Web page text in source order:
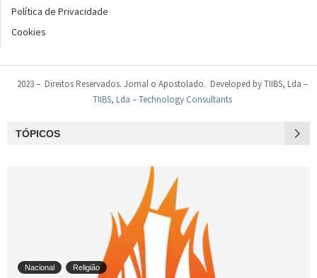
Política de Privacidade
Cookies
2023 – Direitos Reservados. Jornal o Apostolado. Developed by TIIBS, Lda –
TIIBS, Lda – Technology Consultants
TÓPICOS
Nacional Religião